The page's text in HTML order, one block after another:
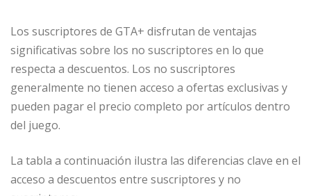
Los suscriptores de GTA+ disfrutan de ventajas
significativas sobre los no suscriptores en lo que
respecta a descuentos. Los no suscriptores
generalmente no tienen acceso a ofertas exclusivas y
pueden pagar el precio completo por artículos dentro
del juego.
La tabla a continuación ilustra las diferencias clave en el
acceso a descuentos entre suscriptores y no